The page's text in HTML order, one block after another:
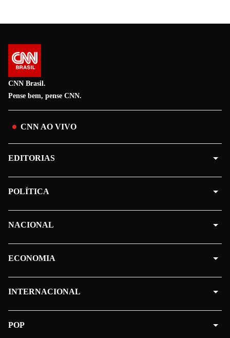
CNN Brasil.
Pense bem, pense CNN.
CNN AO VIVO
EDITORIAS
POLÍTICA
NACIONAL
ECONOMIA
INTERNACIONAL
POP